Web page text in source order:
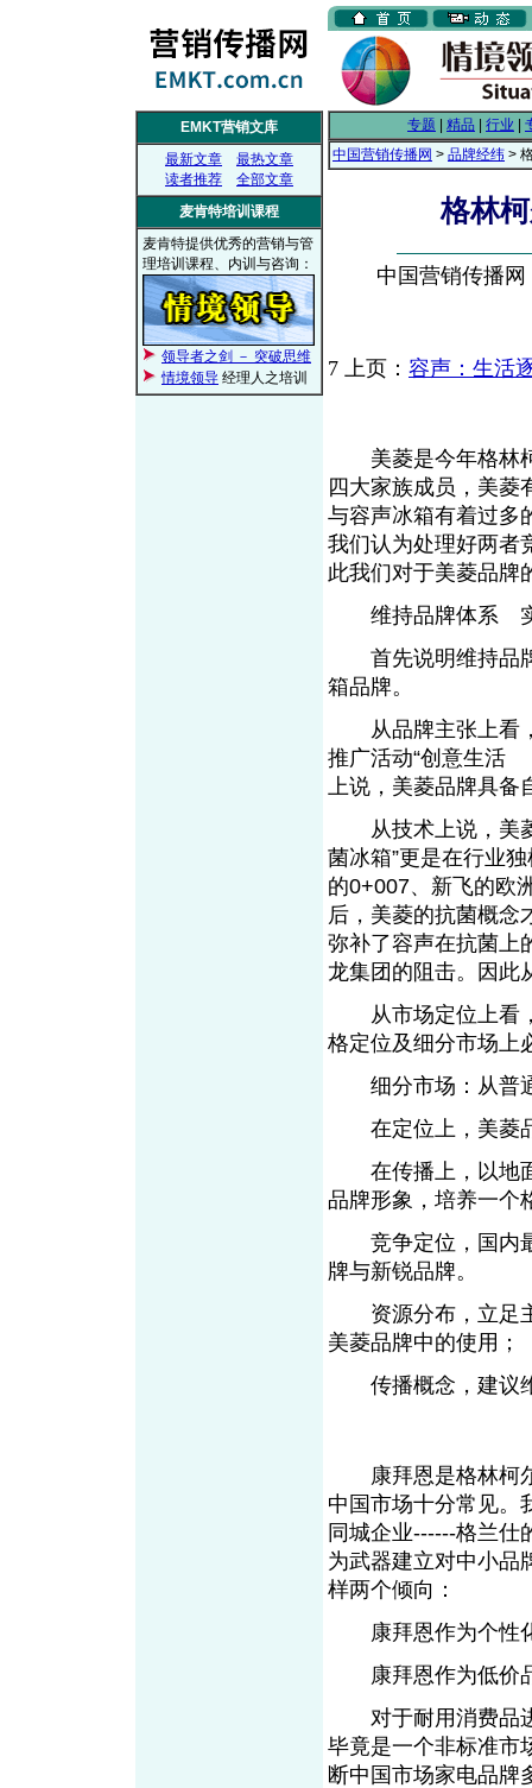
EMKT营销文库
最新文章
最热文章
读者推荐
全部文章
麦肯特培训课程
麦肯特提供优秀的营销与管
理培训课程、内训与咨询：
领导者之剑 － 突破思维
情境领导 经理人之培训
专题 精品 行业
中国营销传播网 > 品牌经纬 >
格林
中国营销传播
7 上页： 容声：生活
美菱是今年格林柯
四大家族成员，美菱
与容声冰箱有着过多
我们认为处理好两者
此我们对于美菱品牌
维持品牌体系 实
首先说明维持品牌
箱品牌。
从品牌主张上看，
推广活动“创意生活
上说，美菱品牌具备
从技术上说，美菱
菌冰箱”更是在行业
的0+007、新飞的欧
后，美菱的抗菌概念
弥补了容声在抗菌上
龙集团的阻击。因此
从市场定位上看，
格定位及细分市场上
细分市场：从普通
在定位上，美菱品
在传播上，以地面
品牌形象，培养一个
竞争定位，国内最
牌与新锐品牌。
资源分布，立足主
美菱品牌中的使用；
传播概念，建议维
康拜恩是格林柯尔
中国市场十分常见。
同城企业------格兰仕
为武器建立对中小品
样两个倾向：
康拜恩作为个性化
康拜恩作为低价
对于耐用消费品进
毕竟是一个非标准市
断中国市场家电品牌